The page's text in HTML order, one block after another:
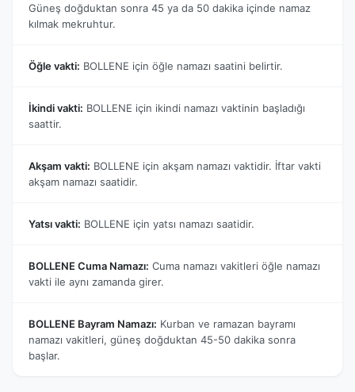
Güneş doğduktan sonra 45 ya da 50 dakika içinde namaz
kılmak mekruhtur.
Öğle vakti: BOLLENE için öğle namazı saatini belirtir.
İkindi vakti: BOLLENE için ikindi namazı vaktinin başladığı
saattir.
Akşam vakti: BOLLENE için akşam namazı vaktidir. İftar vakti
akşam namazı saatidir.
Yatsı vakti: BOLLENE için yatsı namazı saatidir.
BOLLENE Cuma Namazı: Cuma namazı vakitleri öğle namazı
vakti ile aynı zamanda girer.
BOLLENE Bayram Namazı: Kurban ve ramazan bayramı
namazı vakitleri, güneş doğduktan 45-50 dakika sonra
başlar.